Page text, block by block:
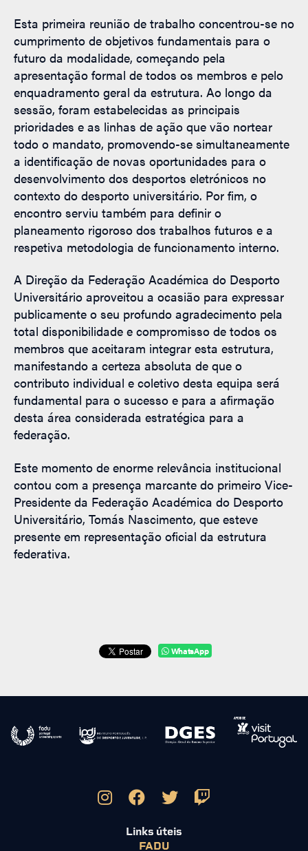
Esta primeira reunião de trabalho concentrou-se no
cumprimento de objetivos fundamentais para o
futuro da modalidade, começando pela
apresentação formal de todos os membros e pelo
enquadramento geral da estrutura. Ao longo da
sessão, foram estabelecidas as principais
prioridades e as linhas de ação que vão nortear
todo o mandato, promovendo-se simultaneamente
a identificação de novas oportunidades para o
desenvolvimento dos desportos eletrónicos no
contexto do desporto universitário. Por fim, o
encontro serviu também para definir o
planeamento rigoroso dos trabalhos futuros e a
respetiva metodologia de funcionamento interno.
A Direção da Federação Académica do Desporto
Universitário aproveitou a ocasião para expressar
publicamente o seu profundo agradecimento pela
total disponibilidade e compromisso de todos os
membros que aceitaram integrar esta estrutura,
manifestando a certeza absoluta de que o
contributo individual e coletivo desta equipa será
fundamental para o sucesso e para a afirmação
desta área considerada estratégica para a
federação.
Este momento de enorme relevância institucional
contou com a presença marcante do primeiro Vice-
Presidente da Federação Académica do Desporto
Universitário, Tomás Nascimento, que esteve
presente em representação oficial da estrutura
federativa.
WhatsApp
Links úteis
FADU